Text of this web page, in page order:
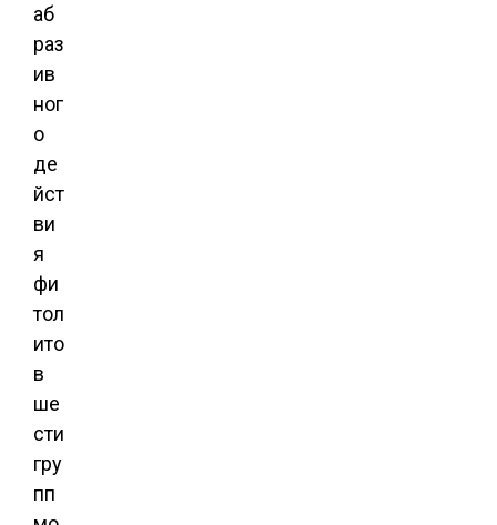
аб
раз
ив
ног
о
де
йст
ви
я
фи
тол
ито
в
ше
сти
гру
пп